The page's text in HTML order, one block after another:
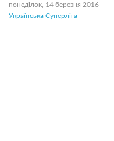
понеділок, 14 березня 2016
Українська Суперліга